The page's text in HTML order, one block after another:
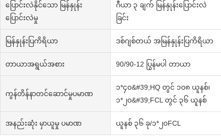
ပြောင်းလဲနိုင်သော မြန်နှုန်း
ပြောင်းလဲမှု
ဂီယာ ၃ ချက် မြန်နှုန်းပြောင်းလဲ
ခြင်း
မြန်နှုန်းပြကိရိယာ ဒစ်ဂျစ်တယ် အမြန်နှုန်းပြကိရိယာ
တာယာအရွယ်အစား 90/90-12 ပြွန်မပါ တာယာ
ကွန်တိန်နာတင်ဆောင်မှုပမာဏ
၁*၄၀&#39;HQ တွင် ၁၀၈ ယူနစ်၊
၁*၂၀&#39;FCL တွင် ၃၆ ယူနစ်
အနည်းဆုံး မှာယူမှု ပမာဏ ယူနစ် ၃၆ ခု/၁*၂၀FCL